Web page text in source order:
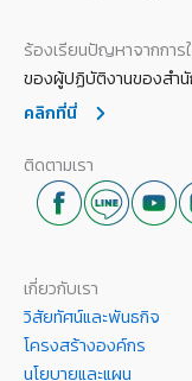
ร้องเรียนปัญหาจากการ
ของผู้ปฏิบัติงานของสำ
คลิกที่นี่
ติดตามเรา
เกี่ยวกับเรา
วิสัยทัศน์และพันธกิจ
โครงสร้างองค์กร
นโยบายและแผน